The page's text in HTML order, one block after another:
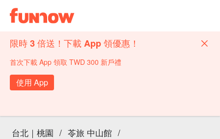
限時 3 倍送！下載 App 領優惠！
首次下載 App 領取 TWD 300 新戶禮
使用 App
台北｜桃園 / 苓旅 中山館 /